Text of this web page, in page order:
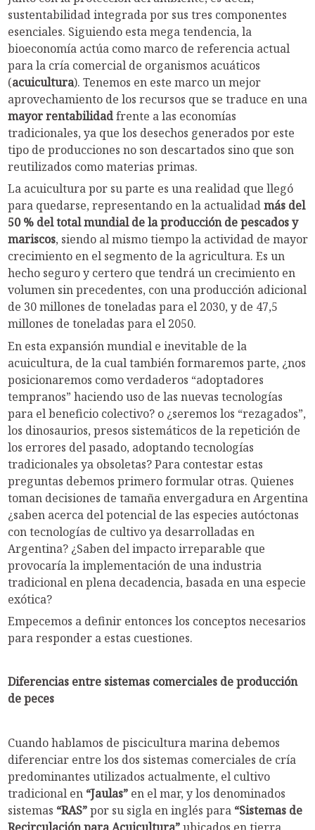
sustentabilidad integrada por sus tres componentes
esenciales. Siguiendo esta mega tendencia, la
bioeconomía actúa como marco de referencia actual
para la cría comercial de organismos acuáticos
(acuicultura). Tenemos en este marco un mejor
aprovechamiento de los recursos que se traduce en una
mayor rentabilidadfrente a las economías
tradicionales, ya que los desechos generados por este
tipo de producciones no son descartados sino que son
reutilizados como materias primas.
La acuicultura por su parte es una realidad que llegó
para quedarse, representando en la actualidadmás del
50 % del total mundial de la producción de pescados y
mariscos, siendo al mismo tiempo la actividad de mayor
crecimiento en el segmento de la agricultura. Es un
hecho seguro y certero que tendrá un crecimiento en
volumen sin precedentes, con una producción adicional
de 30 millones de toneladas para el 2030, y de 47,5
millones de toneladas para el 2050.
En esta expansión mundial e inevitable de la
acuicultura, de la cual también formaremos parte, ¿nos
posicionaremos como verdaderos “adoptadores
tempranos” haciendo uso de las nuevas tecnologías
para el beneficio colectivo? o ¿seremos los “rezagados”,
los dinosaurios, presos sistemáticos de la repetición de
los errores del pasado, adoptando tecnologías
tradicionales ya obsoletas? Para contestar estas
preguntas debemos primero formular otras. Quienes
toman decisiones de tamaña envergadura en Argentina
¿saben acerca del potencial de las especies autóctonas
con tecnologías de cultivo ya desarrolladas en
Argentina? ¿Saben del impacto irreparable que
provocaría la implementación de una industria
tradicional en plena decadencia, basada en una especie
exótica?
Empecemos a definir entonces los conceptos necesarios
para responder a estas cuestiones.
Diferencias entre sistemas comerciales de producción
de peces
Cuando hablamos de piscicultura marina debemos
diferenciar entre los dos sistemas comerciales de cría
predominantes utilizados actualmente, el cultivo
tradicional en “Jaulas”en el mar, y los denominados
sistemas “RAS”por su sigla en inglés para “Sistemas de